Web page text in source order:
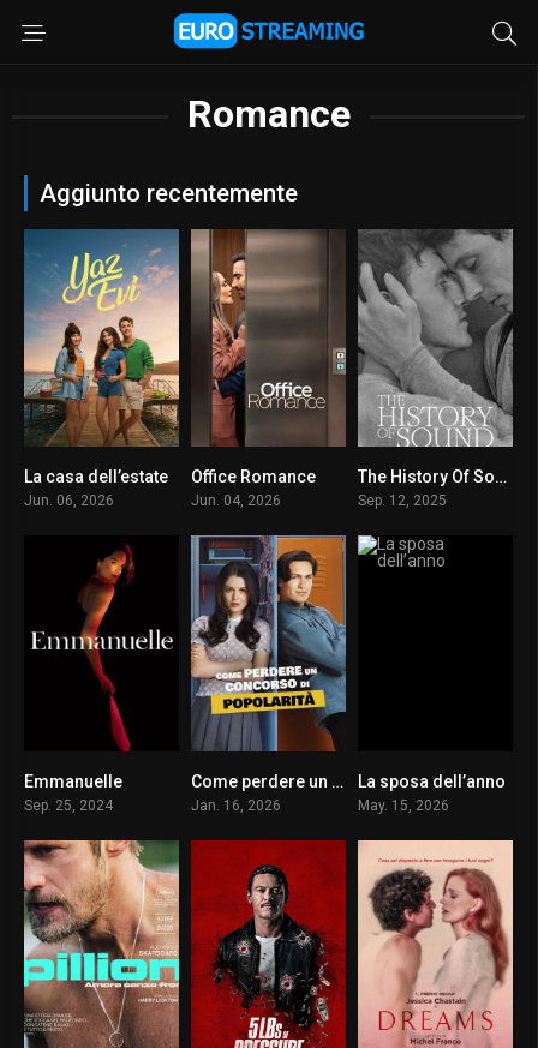
Romance
Aggiunto recentemente
0
La casa dell’estate
Jun. 06, 2026
Office Romance
Jun. 04, 2026
6.9The History Of Sound – Sulle note di un amore
Sep. 12, 2025
Emmanuelle
Sep. 25, 2024
5.4Come perdere un concorso di popolarità
Jan. 16, 2026
0
La sposa dell’anno
May. 15, 2026